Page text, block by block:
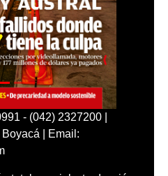
- (042) 2327200 |
| Email: